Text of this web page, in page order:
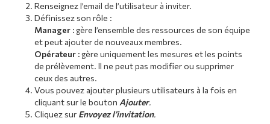
Renseignez l’email de l’utilisateur à inviter.
Définissez son rôle :
Manager :gère l’ensemble des ressources de son équipe
et peut ajouter de nouveaux membres.
Opérateur :gère uniquement les mesures et les points
de prélèvement. Il ne peut pas modifier ou supprimer
ceux des autres.
Vous pouvez ajouter plusieurs utilisateurs à la fois en
cliquant sur le boutonAjouter.
Cliquez sur Envoyez l’invitation.